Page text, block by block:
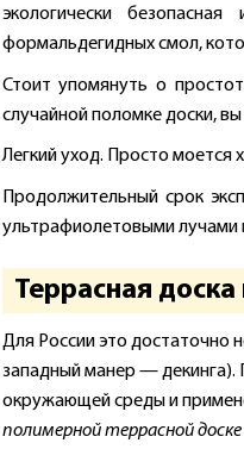
экологически
формальдегидных смол,
Стоит упомянуть о
случайной поломке доски,
Легкий уход. Просто моется
Продолжительный срок
ультрафиолетовыми лучами
Террасная
Для России это достаточно
западный манер — декинга).
окружающей среды и
полимерной террасной